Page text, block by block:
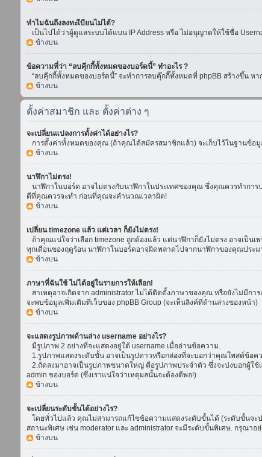
ทำไมฉันถึงลงทะเีบียนไม่ได้?
เป็นไปได้ว่าผู้ดูแลระบบได้แบน IP Address หรือ ไม่อนุญาตให้ใช้ชื่อ
ข้างบน
ข้อความที่ว่า “ลบคุีกกี้ทั้งหมดของบอร์ดนี้” ทำอะไร ?
“ลบคุีกกี้ทั้งหมดของบอร์ดนี้” จะทำการลบคุ๊กกี๊ทั้งหมดที่ phpBB สร้างขึ้น ห
ข้างบน
ตั้งค่าสมาชิก และ ตั้งค่าต่าง ๆ
จะเปลี่ยนแปลงการตั้งค่าได้อย่างไร?
การตั้งค่าทั้งหมดของคุณ (ถ้าคุณได้สมัครสมาชิกแล้ว) จะเก็บไว้ในฐานข้อ
ข้างบน
นาฬิกาไม่ตรง!
นาฬิกาในบอร์ด อาจไม่ตรงกับนาฬิกาในประเทศของคุณ ซึ่งคุณควรทำการ
ดีที่คุณควรจะทำ ก่อนที่คุณจะคำนวณเวลาผิด!
ข้างบน
เปลี่ยน timezone แล้ว แต่เวลา ก็ยังไม่ตรง!
ถ้าคุณแน่ใจว่าเลือก timezone ถูกต้องแล้ว แต่นาฬิกาก็ยังไม่ตรง อาจเป็นเ
ทุกเดือนของฤดูร้อน นาฬิกาในบอร์ดอาจผิดพลาดไปจากนาฬิกาของคุณประ
ข้างบน
ภาษาที่ฉันใช้ ไม่ได้อยู่ในรายการให้เลือก!
สาเหตุอาจเกิดจาก administrator ไม่ได้ติดตั้งภาษาของคุณ หรือยังไม่มีก
จะพบข้อมูลเพิ่มเติมที่เว็บของ phpBB Group (จะเห็นลิงค์ที่ด้านล่างของหน้า)
ข้างบน
จะแสดงรูปภาพด้านล่าง username อย่างไร?
มีรูปภาพ 2 อย่างที่จะแสดงอยู่ใต้ username เมื่ออ่านข้อความ.
1.รูปภาพแสดงระดับขั้น อาจเป็นรูปดาวหรือกล่องที่จะบอกว่าคุณโพสต์ข้อค
2.ถัดลงมาอาจเป็นรูปภาพขนาดใหญ่ คือรูปภาพประจำตัว ซึ่งจะบ่งบอกผู้ใ
admin ของบอร์ด (ซึ่งเราแน่ใจว่าเหตุผลนั้นจะต้องดีพอ!)
ข้างบน
จะเปลี่ยนระดับขั้นได้อย่างไร?
โดยทั่วไปแล้ว คุณไม่สามารถแก้ไขข้อความแสดงระดับขั้นได้ (ระดับขั้นจ
สถานะพิเศษ เช่น moderator และ administrator จะมีระดับขั้นพิเศษ. กรุณ
ข้างบน